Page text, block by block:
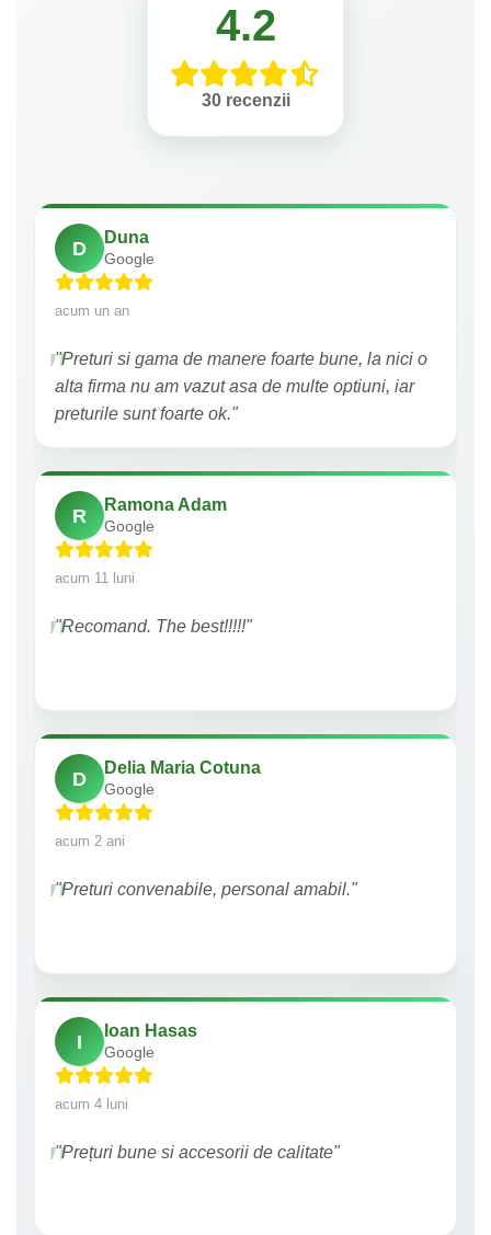
4.2
30 recenzii
D
Duna
Google
acum un an
"Preturi si gama de manere foarte bune, la nici o
alta firma nu am vazut asa de multe optiuni, iar
preturile sunt foarte ok."
R
Ramona Adam
Google
acum 11 luni
"Recomand. The best!!!!!"
D
Delia Maria Cotuna
Google
acum 2 ani
"Preturi convenabile, personal amabil."
I
Ioan Hasas
Google
acum 4 luni
"Prețuri bune si accesorii de calitate"